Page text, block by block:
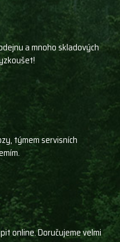
a mnoho skladových
týmem servisních
online. Doručujeme velmi